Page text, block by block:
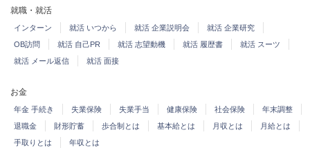
就職・就活
インターン 就活 いつから 就活 企業説明会
就活 企業研究
OB訪問
就活 自己PR 就活 志望動機 就活 履歴書
就活 スーツ
就活 メール返信
就活 面接
お金
年金 手続き 失業保険 失業手当 健康保険 社会保険
年末調整
退職金
財形貯蓄 歩合制とは 基本給とは 月収とは
月給とは
手取りとは
年収とは